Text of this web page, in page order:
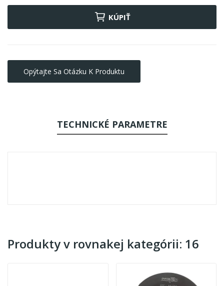
KÚPIŤ
Opýtajte Sa Otázku K Produktu
TECHNICKÉ PARAMETRE
Produkty v rovnakej kategórii: 16